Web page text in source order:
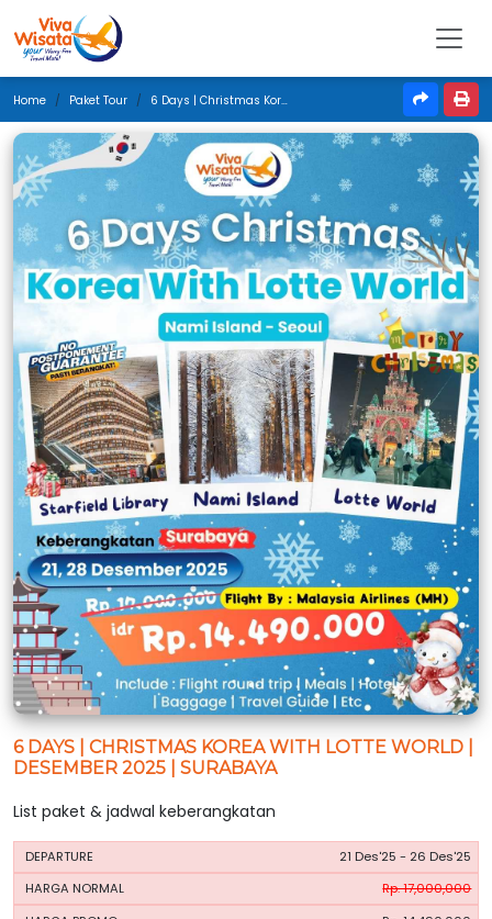
Home Paket Tour 6 Days | Christmas Korea With Lotte World | Desember 2025 | Surabaya
6 DAYS | CHRISTMAS KOREA WITH LOTTE WORLD |
DESEMBER 2025 | SURABAYA
List paket & jadwal keberangkatan
PERIODE
HARGA
21 Des'25 - 26 Des'25
Rp. 17,000,000